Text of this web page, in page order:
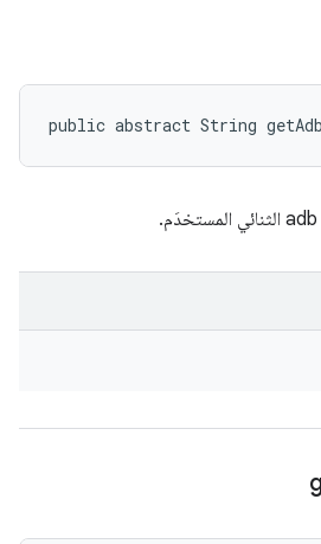
public abstract String